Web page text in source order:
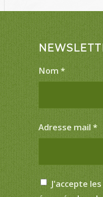
Nom*
Adresse mail*
J'accepte